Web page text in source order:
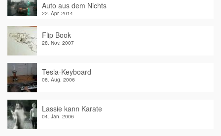
Auto aus dem Nichts
22. Apr. 2014
Flip Book
28. Nov. 2007
Tesla-Keyboard
08. Aug. 2006
Lassie kann Karate
04. Jan. 2006